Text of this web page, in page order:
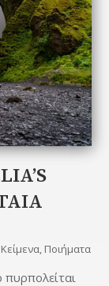
Κείμενα, Ποιήματα
πυρπολείται